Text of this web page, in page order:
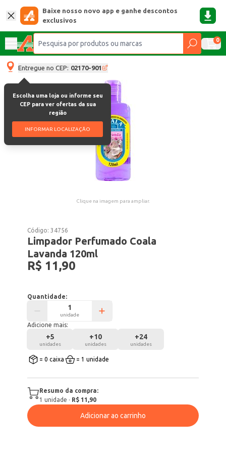
Baixe nosso novo app e ganhe descontos
exclusivos
0
Entregue no CEP: 02170-901
Escolha uma loja ou informe seu
CEP para ver ofertas da sua
região
INFORMAR LOCALIZAÇÃO
Clique na imagem para ampliar.
Código:34756
Limpador Perfumado Coala
Lavanda 120ml
R$ 11,90
Quantidade:
unidade
Adicione mais:
+5
unidades
+10
unidades
+24
unidades
= 0 caixa = 1 unidade
Resumo da compra:
1 unidade · R$ 11,90
Adicionar ao carrinho